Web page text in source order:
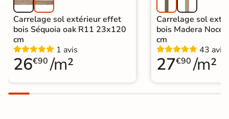
Carrelage sol extérieur effet
bois Séquoia oak R11 23x120
cm
1 avis
26€90 /m²
Carrelage sol
bois Madera Noce
cm
43 avis
27€90 /m²